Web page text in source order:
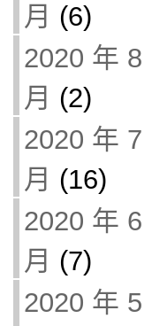
月 (6)
2020 年 8
月 (2)
2020 年 7
月 (16)
2020 年 6
月 (7)
2020 年 5